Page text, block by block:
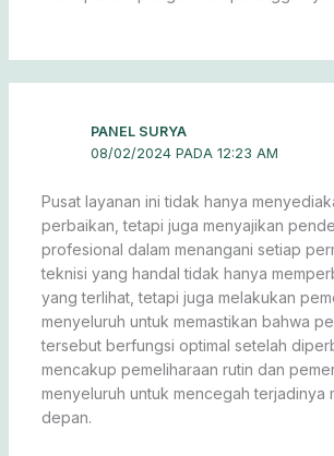
PANEL SURYA
08/02/2024 PADA 12:23 AM
Pusat layanan ini tidak hanya
perbaikan, tetapi juga menyajikan
profesional dalam menangani setiap
teknisi yang handal tidak hanya
yang terlihat, tetapi juga melakukan
menyeluruh untuk memastikan bahwa
tersebut berfungsi optimal setelah
mencakup pemeliharaan rutin dan
menyeluruh untuk mencegah terjadinya
depan.